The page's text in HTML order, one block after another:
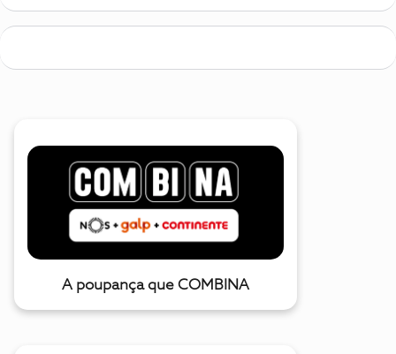
A poupança que COMBINA